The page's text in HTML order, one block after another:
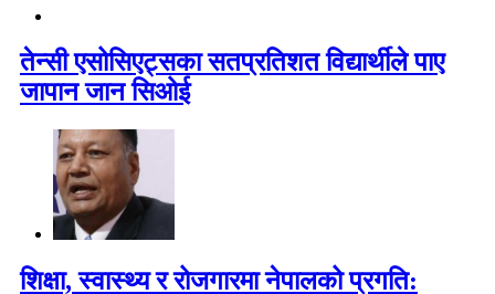
तेन्सी एसोसिएट्सका सतप्रतिशत विद्यार्थीले पाए
जापान जान सिओई
शिक्षा, स्वास्थ्य र रोजगारमा नेपालको प्रगति: